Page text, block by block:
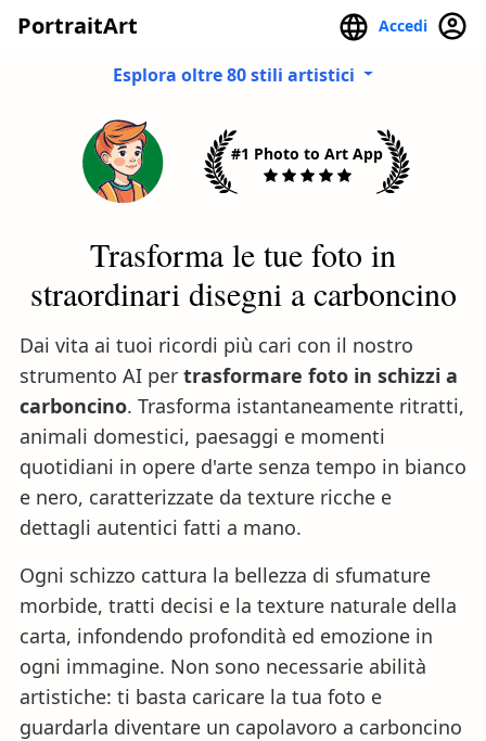
PortraitArt Accedi
Esplora oltre 80 stili artistici
#1 Photo to Art App
Trasforma le tue foto in
straordinari disegni a carboncino
Dai vita ai tuoi ricordi più cari con il nostro
strumento AI per trasformare foto in schizzi a
carboncino. Trasforma istantaneamente ritratti,
animali domestici, paesaggi e momenti
quotidiani in opere d'arte senza tempo in bianco
e nero, caratterizzate da texture ricche e
dettagli autentici fatti a mano.
Ogni schizzo cattura la bellezza di sfumature
morbide, tratti decisi e la texture naturale della
carta, infondendo profondità ed emozione in
ogni immagine. Non sono necessarie abilità
artistiche: ti basta caricare la tua foto e
guardarla diventare un capolavoro a carboncino